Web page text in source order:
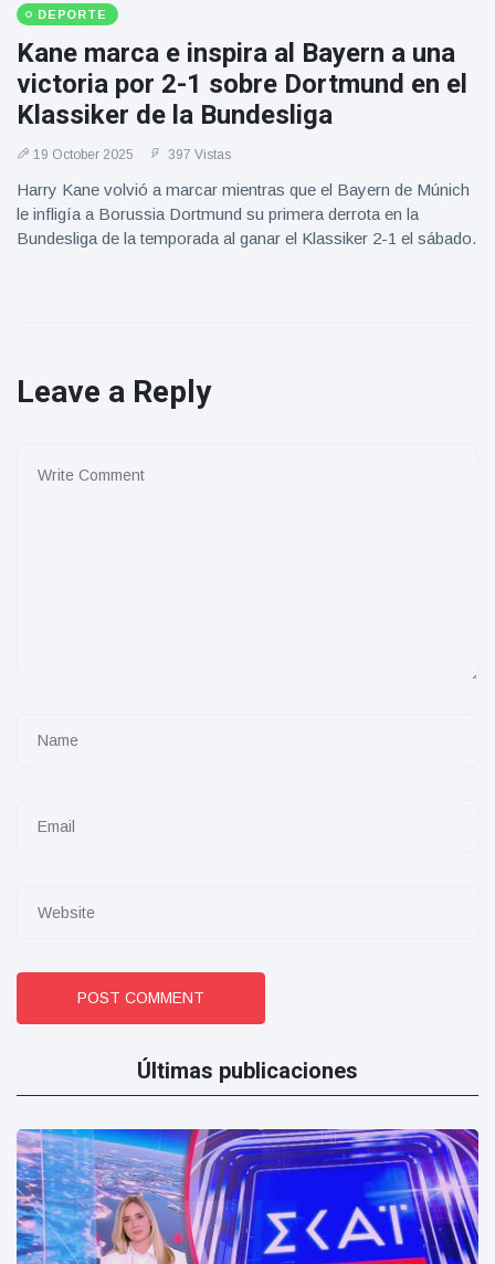
DEPORTE
Kane marca e inspira al Bayern a una
victoria por 2-1 sobre Dortmund en el
Klassiker de la Bundesliga
19 October 2025 397 Vistas
Harry Kane volvió a marcar mientras que el Bayern de Múnich
le infligía a Borussia Dortmund su primera derrota en la
Bundesliga de la temporada al ganar el Klassiker 2-1 el sábado.
Leave a Reply
POST COMMENT
Últimas publicaciones